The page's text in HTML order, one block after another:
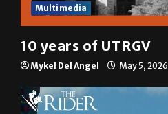
Multimedia
10 years of UTRGV
Mykel Del Angel May 5, 2026